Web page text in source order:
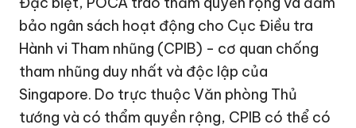
bảo ngân sách hoạt động cho Cục Điều tra
Hành vi Tham nhũng (CPIB) - cơ quan chống
tham nhũng duy nhất và độc lập của
Singapore. Do trực thuộc Văn phòng Thủ
tướng và có thẩm quyền rộng, CPIB có thể có